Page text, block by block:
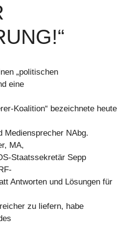
„politischen
eine
Koalition“ bezeichnete heute
Mediensprecher NAbg.
MA,
Staatssekretär Sepp
Antworten und Lösungen für
zu liefern, habe